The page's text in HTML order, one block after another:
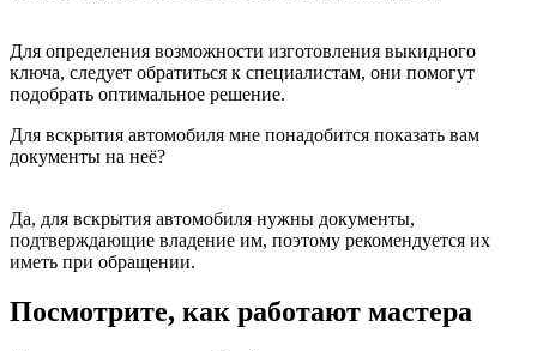
Для определения возможности изготовления выкидного
ключа, следует обратиться к специалистам, они помогут
подобрать оптимальное решение.
Для вскрытия автомобиля мне понадобится показать вам
документы на неё?
Да, для вскрытия автомобиля нужны документы,
подтверждающие владение им, поэтому рекомендуется их
иметь при обращении.
Посмотрите, как работают мастера